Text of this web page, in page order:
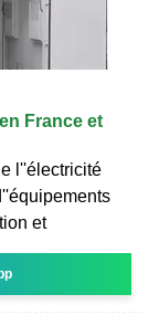
France et
l''électricité
et